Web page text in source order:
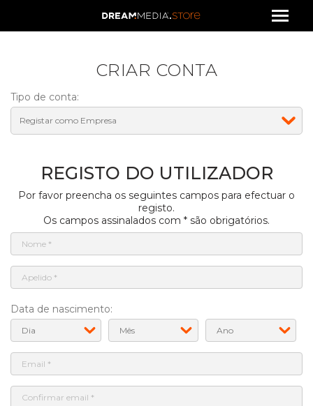
CRIAR CONTA
Tipo de conta:
REGISTO DO UTILIZADOR
Por favor preencha os seguintes campos para efectuar o
registo.
Os campos assinalados com * são obrigatórios.
Data de nascimento: